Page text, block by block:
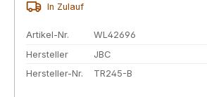
In Zulauf
Artikel-Nr.
WL42696
Hersteller
JBC
Hersteller-Nr.
TR245-B